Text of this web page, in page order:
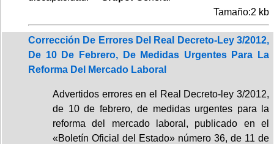
Tamaño:2 kb
Corrección De Errores Del Real Decreto-Ley 3/2012,
De 10 De Febrero, De Medidas Urgentes Para La
Reforma Del Mercado Laboral
Advertidos errores en el Real Decreto-ley 3/2012,
de 10 de febrero, de medidas urgentes para la
reforma del mercado laboral, publicado en el
«Boletín Oficial del Estado» número 36, de 11 de